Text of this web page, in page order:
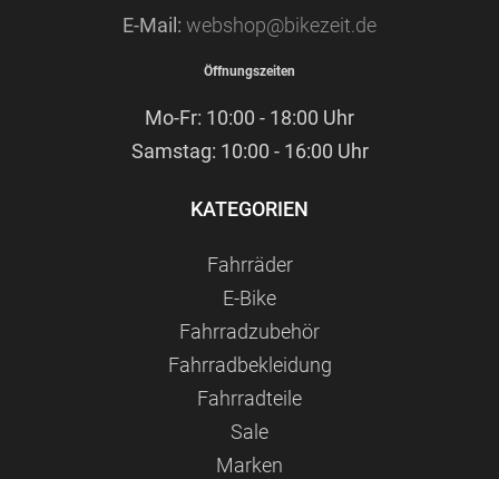
E-Mail: webshop@bikezeit.de
Öffnungszeiten
Mo-Fr: 10:00 - 18:00 Uhr
Samstag: 10:00 - 16:00 Uhr
KATEGORIEN
Fahrräder
E-Bike
Fahrradzubehör
Fahrradbekleidung
Fahrradteile
Sale
Marken